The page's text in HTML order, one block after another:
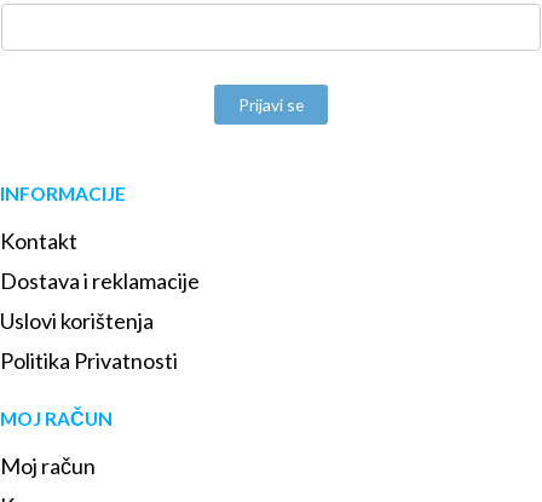
Prijavi se
INFORMACIJE
Kontakt
Dostava i reklamacije
Uslovi korištenja
Politika Privatnosti
MOJ RAČUN
Moj račun